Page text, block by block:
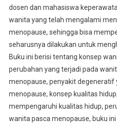
dosen dan mahasiswa
wanita yang telah mengalami
menopause, sehingga bisa
seharusnya dilakukan untuk
Buku ini berisi tentang konsep
perubahan yang terjadi pada
menopause, penyakit degeneratif
menopause, konsep kualitas
mempengaruhi kualitas hidup,
wanita pasca menopause, buku